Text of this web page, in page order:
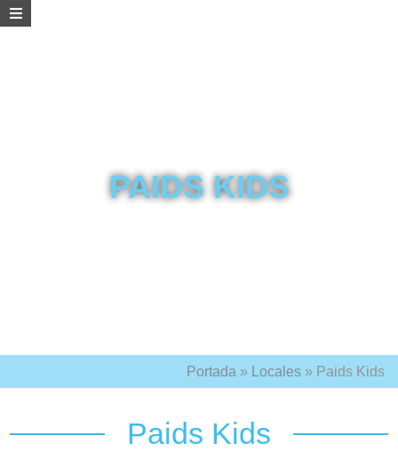
PAIDS KIDS
Portada » Locales » Paids Kids
Paids Kids